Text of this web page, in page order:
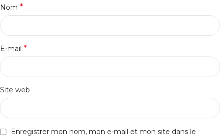
Nom *
E-mail *
Site web
Enregistrer mon nom, mon e-mail et mon site dans le